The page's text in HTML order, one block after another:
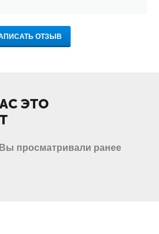
ОТЗЫВ
ЭТО
Вы просматривали ранее